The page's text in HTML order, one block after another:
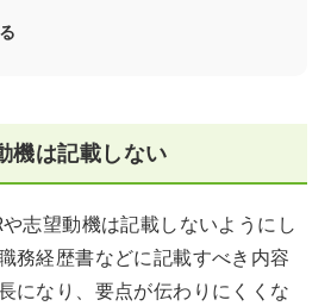
機は記載しない
志望動機は記載しないようにし
務経歴書などに記載すべき内容
になり、要点が伝わりにくくな